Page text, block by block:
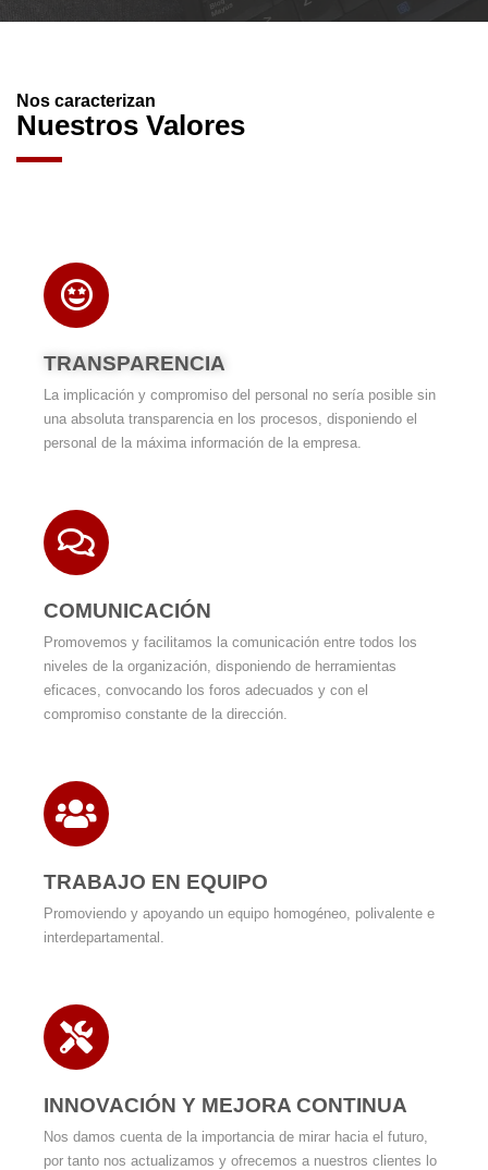
Nos caracterizan
Nuestros Valores
TRANSPARENCIA
La implicación y compromiso del personal no sería posible sin
una absoluta transparencia en los procesos, disponiendo el
personal de la máxima información de la empresa.
COMUNICACIÓN
Promovemos y facilitamos la comunicación entre todos los
niveles de la organización, disponiendo de herramientas
eficaces, convocando los foros adecuados y con el
compromiso constante de la dirección.
TRABAJO EN EQUIPO
Promoviendo y apoyando un equipo homogéneo, polivalente e
interdepartamental.
INNOVACIÓN Y MEJORA CONTINUA
Nos damos cuenta de la importancia de mirar hacia el futuro,
por tanto nos actualizamos y ofrecemos a nuestros clientes lo